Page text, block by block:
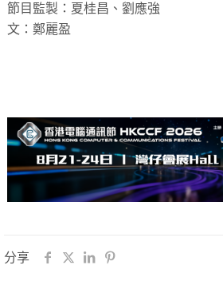
節目監製：夏桂昌、劉應強
文：鄭麗盈
分享